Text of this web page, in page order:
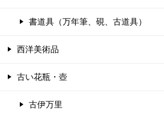
書道具（万年筆、硯、古道具）
西洋美術品
古い花瓶・壺
古伊万里